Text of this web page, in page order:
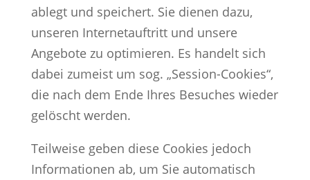
ablegt und speichert. Sie dienen dazu,
unseren Internetauftritt und unsere
Angebote zu optimieren. Es handelt sich
dabei zumeist um sog. „Session-Cookies“,
die nach dem Ende Ihres Besuches wieder
gelöscht werden.
Teilweise geben diese Cookies jedoch
Informationen ab, um Sie automatisch